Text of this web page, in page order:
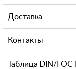
Доставка
Контакты
Таблица DIN/ГОСТ